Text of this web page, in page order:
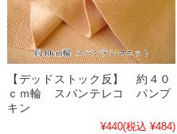
【デッドストック反】 約４０
ｃｍ輪 スパンテレコ パンプ
キン
¥440(税込 ¥484)